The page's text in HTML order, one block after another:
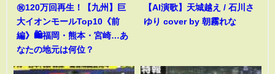
㊗️120万回再生！【九州】巨
大イオンモールTop10《前
編》🛍️福岡・熊本・宮崎…あ
なたの地元は何位？
【AI演歌】天城越え / 石川さ
ゆり cover by 朝霧れな